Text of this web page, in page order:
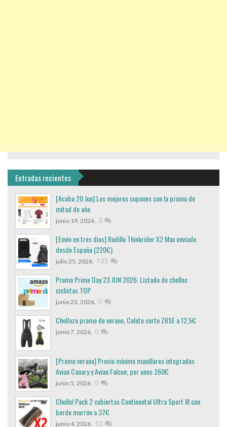
Entradas recientes
[Acaba 20 Jun] Los mejores cupones con la promo de
mitad de año
junio 19, 2026, 3
[Envio en tres dias] Rodillo Thinkrider X2 Max enviado
desde España (220€)
julio 25, 2026, 135
Promo Prime Day 23 JUN 2026. Listado de chollos
ciclistas TOP
junio 23, 2026, 0
Chollazo promo de verano, Culote corto ZRSE a 12,5€
junio 7, 2026, 0
[Promo verano] Precio mínimo manillares integrados
Avian Canary y Avian Falcon, por unos 260€
junio 5, 2026, 0
Chollo! Pack 2 cubiertas Continental Ultra Sport III con
borde marrón a 37€
junio 4, 2026, 12